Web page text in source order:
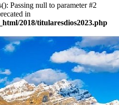
Passing null to parameter #2
in
2018/titularesdios2023.php